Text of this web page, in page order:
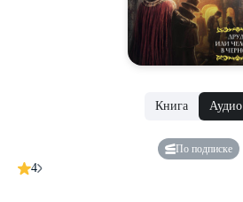
Книга Аудио
По подписке
4